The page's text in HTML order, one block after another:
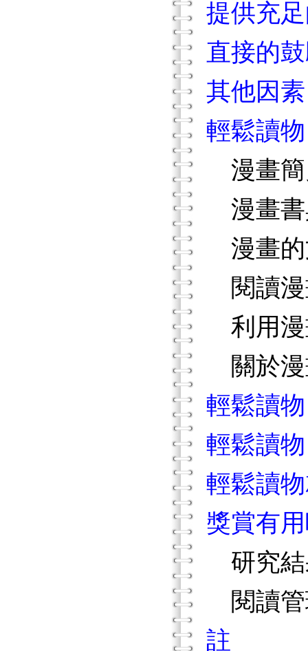
提供充
直接的
其他因素
輕鬆讀
漫畫簡
漫畫書
漫畫的
閱讀漫
利用漫
關於漫
輕鬆讀
輕鬆讀
輕鬆讀
獎賞有
研究結
閱讀管
註